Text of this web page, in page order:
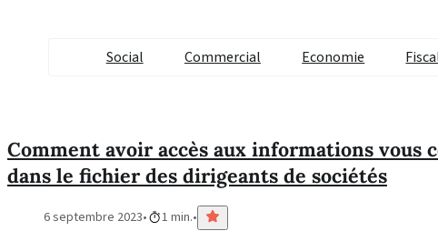
Social Commercial Economie
Comment avoir accès aux informations vous
dans le fichier des dirigeants de sociétés
6 septembre 2023 1 min.